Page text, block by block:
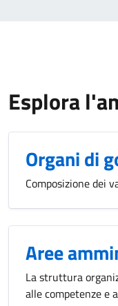
Esplora
Organi di
Composizione dei
Aree
La struttura
alle competenze e